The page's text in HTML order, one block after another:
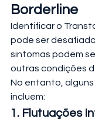
Borderline
Identificar o
pode ser
sintomas podem
outras condições
No entanto, alguns
incluem:
1. Flutuações